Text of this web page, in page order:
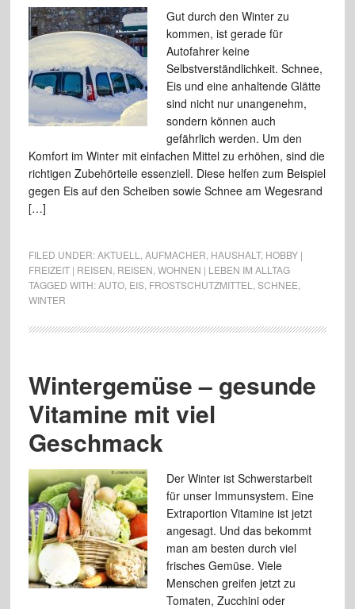
Gut durch den Winter zu
kommen, ist gerade für
Autofahrer keine
Selbstverständlichkeit. Schnee,
Eis und eine anhaltende Glätte
sind nicht nur unangenehm,
sondern können auch
gefährlich werden. Um den
Komfort im Winter mit einfachen Mittel zu erhöhen, sind die
richtigen Zubehörteile essenziell. Diese helfen zum Beispiel
gegen Eis auf den Scheiben sowie Schnee am Wegesrand
[…]
FILED UNDER:AKTUELL AUFMACHER HAUSHALT, HOBBY |
FREIZEIT | REISEN REISEN WOHNEN | LEBEN IM ALLTAG
TAGGED WITH:AUTO, EIS, FROSTSCHUTZMITTEL SCHNEE
WINTER
Wintergemüse – gesunde
Vitamine mit viel
Geschmack
Der Winter ist Schwerstarbeit
für unser Immunsystem. Eine
Extraportion Vitamine ist jetzt
angesagt. Und das bekommt
man am besten durch viel
frisches Gemüse. Viele
Menschen greifen jetzt zu
Tomaten, Zucchini oder